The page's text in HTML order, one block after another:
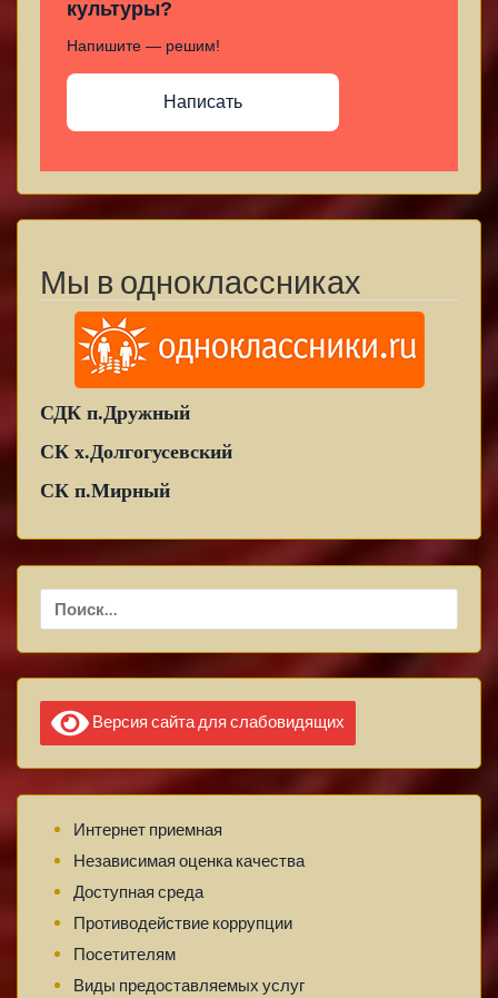
культуры?
Напишите — решим!
Написать
Мы в одноклассниках
СДК п.Дружный
СК х.Долгогусевский
СК п.Мирный
Найти:
Версия сайта для слабовидящих
Интернет приемная
Независимая оценка качества
Доступная среда
Противодействие коррупции
Посетителям
Виды предоставляемых услуг